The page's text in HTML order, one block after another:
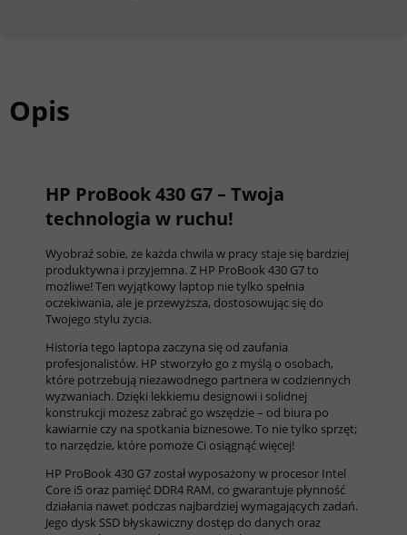
Opis
HP ProBook 430 G7 – Twoja
technologia w ruchu!
Wyobraź sobie, że każda chwila w pracy staje się bardziej
produktywna i przyjemna. Z HP ProBook 430 G7 to
możliwe! Ten wyjątkowy laptop nie tylko spełnia
oczekiwania, ale je przewyższa, dostosowując się do
Twojego stylu życia.
Historia tego laptopa zaczyna się od zaufania
profesjonalistów. HP stworzyło go z myślą o osobach,
które potrzebują niezawodnego partnera w codziennych
wyzwaniach. Dzięki lekkiemu designowi i solidnej
konstrukcji możesz zabrać go wszędzie – od biura po
kawiarnie czy na spotkania biznesowe. To nie tylko sprzęt;
to narzędzie, które pomoże Ci osiągnąć więcej!
HP ProBook 430 G7 został wyposażony w procesor Intel
Core i5 oraz pamięć DDR4 RAM, co gwarantuje płynność
działania nawet podczas najbardziej wymagających zadań.
Jego dysk SSD błyskawiczny dostęp do danych oraz